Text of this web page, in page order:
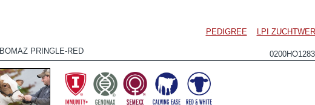
PEDIGREE LPI
BOMAZ PRINGLE-RED